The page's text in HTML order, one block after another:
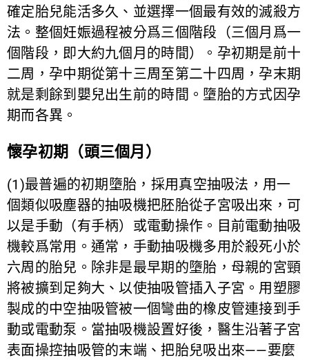
確定胎兒能活多久、並選擇一個最有效的滅殺方
法。整個妊娠過程被分爲三個階段（三個月爲一
個階段，即大約九個月的時間）。孕初期是前十
二周，孕中期從第十三周至第二十四周，孕末期
就是剩餘到嬰兒出生前的時間。墮胎的方式因孕
期而各異。
懷孕初期（頭三個月）
(1)最普遍的初期墮胎，採用真空抽吸法，用一
個類似吸塵器的抽吸機把胚胎從子宮吸出來，可
以是手動（有手柄）或電動操作。目前電動抽吸
機較爲常用。通常，手動抽吸機多用於殺死小於
六周的胎兒。除非是最早期的墮胎，母親的宮頸
將被擴到足夠大、以使抽吸管插入子宮。用塑膠
製成的中空抽吸管被一個彎曲的橡皮管連接到手
動或電動泵。當抽吸機設置好後，醫生沿著子宮
表面操控抽吸管的末端、把胎兒吸出來——要麼